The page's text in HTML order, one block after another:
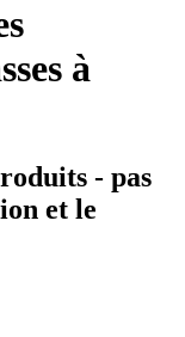
à
- pas
et le